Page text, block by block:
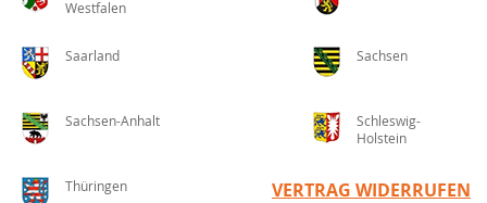
Westfalen
Saarland Sachsen
Sachsen-Anhalt
Schleswig-
Holstein
Thüringen VERTRAG WIDERRUFEN